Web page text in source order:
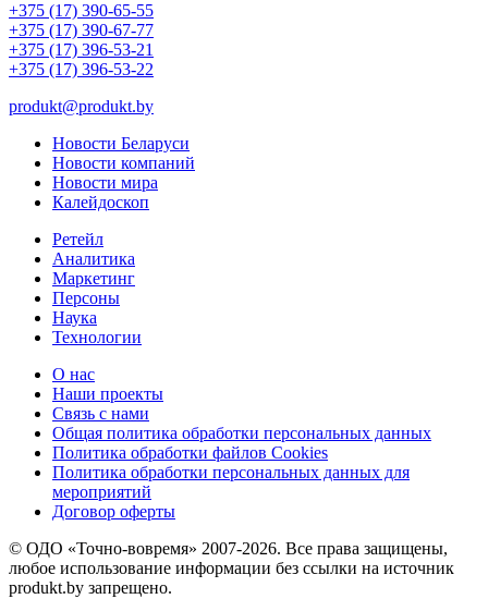
+375 (17) 390-65-55
+375 (17) 390-67-77
+375 (17) 396-53-21
+375 (17) 396-53-22
produkt@produkt.by
Новости Беларуси
Новости компаний
Новости мира
Калейдоскоп
Ретейл
Аналитика
Маркетинг
Персоны
Наука
Технологии
О нас
Наши проекты
Связь с нами
Общая политика обработки персональных данных
Политика обработки файлов Cookies
Политика обработки персональных данных для
мероприятий
Договор оферты
© ОДО «Точно-вовремя» 2007-2026. Все права защищены,
любое использование информации без ссылки на источник
produkt.by запрещено.